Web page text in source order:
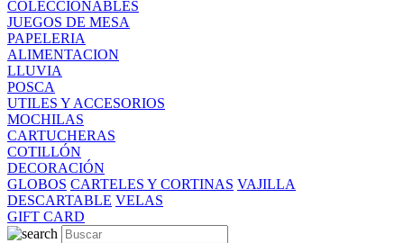
COLECCIONABLES
JUEGOS DE MESA
PAPELERIA
ALIMENTACION
LLUVIA
POSCA
UTILES Y ACCESORIOS
MOCHILAS
CARTUCHERAS
COTILLÓN
DECORACIÓN
GLOBOS CARTELES Y CORTINAS VAJILLA
DESCARTABLE VELAS
GIFT CARD